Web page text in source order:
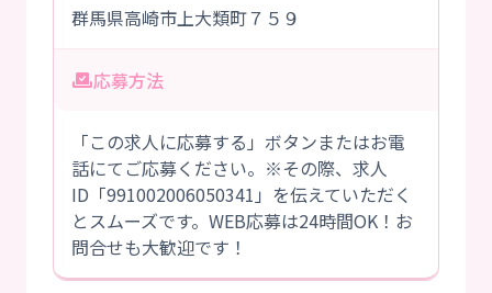
群馬県高崎市上大類町７５９
応募方法
「この求人に応募する」ボタンまたはお電
話にてご応募ください。※その際、求人
ID「991002006050341」を伝えていただく
とスムーズです。WEB応募は24時間OK！お
問合せも大歓迎です！